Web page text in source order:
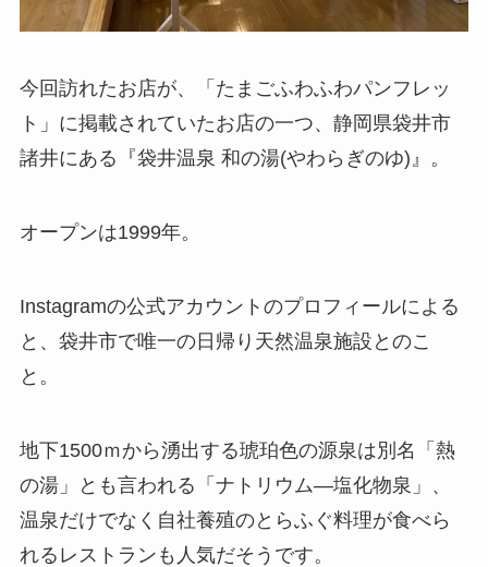
今回訪れたお店が、「たまごふわふわパンフレッ
ト」に掲載されていたお店の一つ、静岡県袋井市
諸井にある『袋井温泉 和の湯(やわらぎのゆ)』。
オープンは1999年。
Instagramの公式アカウントのプロフィールによる
と、袋井市で唯一の日帰り天然温泉施設とのこ
と。
地下1500ｍから湧出する琥珀色の源泉は別名「熱
の湯」とも言われる「ナトリウム―塩化物泉」、
温泉だけでなく自社養殖のとらふぐ料理が食べら
れるレストランも人気だそうです。